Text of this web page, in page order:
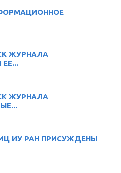
ЖУРНАЛА
ЖУРНАЛА
ИУ РАН ПРИСУЖДЕНЫ